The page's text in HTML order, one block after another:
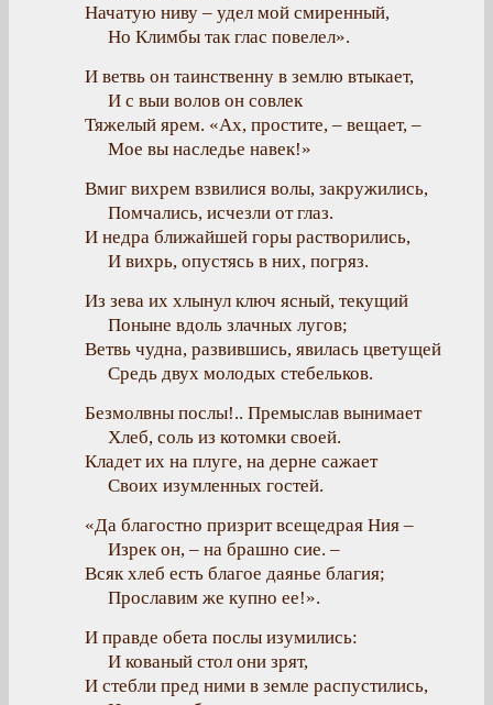
Начатую ниву – удел мой смиренный,
Но Климбы так глас повелел».
И ветвь он таинственну в землю втыкает,
И с выи волов он совлек
Тяжелый ярем. «Ах, простите, – вещает, –
Мое вы наследье навек!»
Вмиг вихрем взвилися волы, закружились,
Помчались, исчезли от глаз.
И недра ближайшей горы растворились,
И вихрь, опустясь в них, погряз.
Из зева их хлынул ключ ясный, текущий
Поныне вдоль злачных лугов;
Ветвь чудна, развившись, явилась цветущей
Средь двух молодых стебельков.
Безмолвны послы!.. Премыслав вынимает
Хлеб, соль из котомки своей.
Кладет их на плуге, на дерне сажает
Своих изумленных гостей.
«Да благостно призрит всещедрая Ния –
Изрек он, – на брашно сие. –
Всяк хлеб есть благое даянье благия;
Прославим же купно ее!».
И правде обета послы изумились:
И кованый стол они зрят,
И стебли пред ними в земле распустились,